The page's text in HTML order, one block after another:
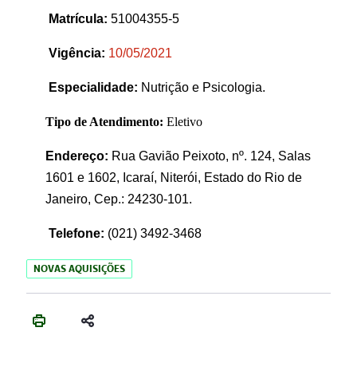
Matrícula: 51004355-5
Vigência: 10/05/2021
Especialidade: Nutrição e Psicologia.
Tipo de Atendimento: Eletivo
Endereço: Rua Gavião Peixoto, nº. 124, Salas
1601 e 1602, Icaraí, Niterói, Estado do Rio de
Janeiro, Cep.: 24230-101.
Telefone: (021) 3492-3468
NOVAS AQUISIÇÕES